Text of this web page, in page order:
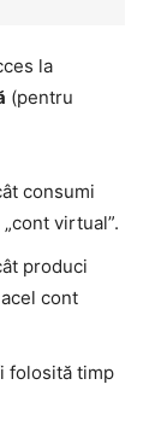
la
(pentru
consumi
virtual”.
produci
cont
folosită timp